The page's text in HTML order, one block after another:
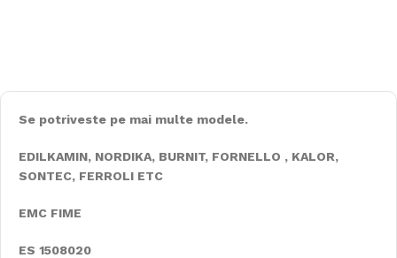
Se potriveste pe mai multe modele.
EDILKAMIN, NORDIKA, BURNIT, FORNELLO , KALOR,
SONTEC, FERROLI ETC
EMC FIME
ES 1508020